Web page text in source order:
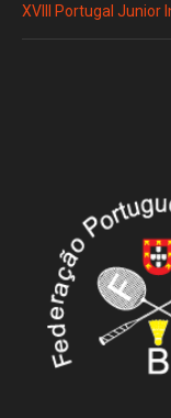
XVIII Portugal Junior